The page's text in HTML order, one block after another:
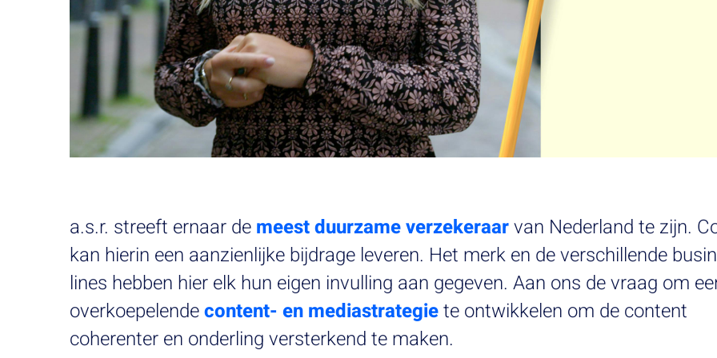
Play
a.s.r. streeft ernaar de meest duurzame verzekeraarvan Nederland te zijn.
kan hierin een aanzienlijke bijdrage leveren. Het merk en de verschillende
lines hebben hier elk hun eigen invulling aan gegeven. Aan ons de vraag om
overkoepelendecontent- en mediastrategiete ontwikkelen om de content
coherenter en onderling versterkend te maken.